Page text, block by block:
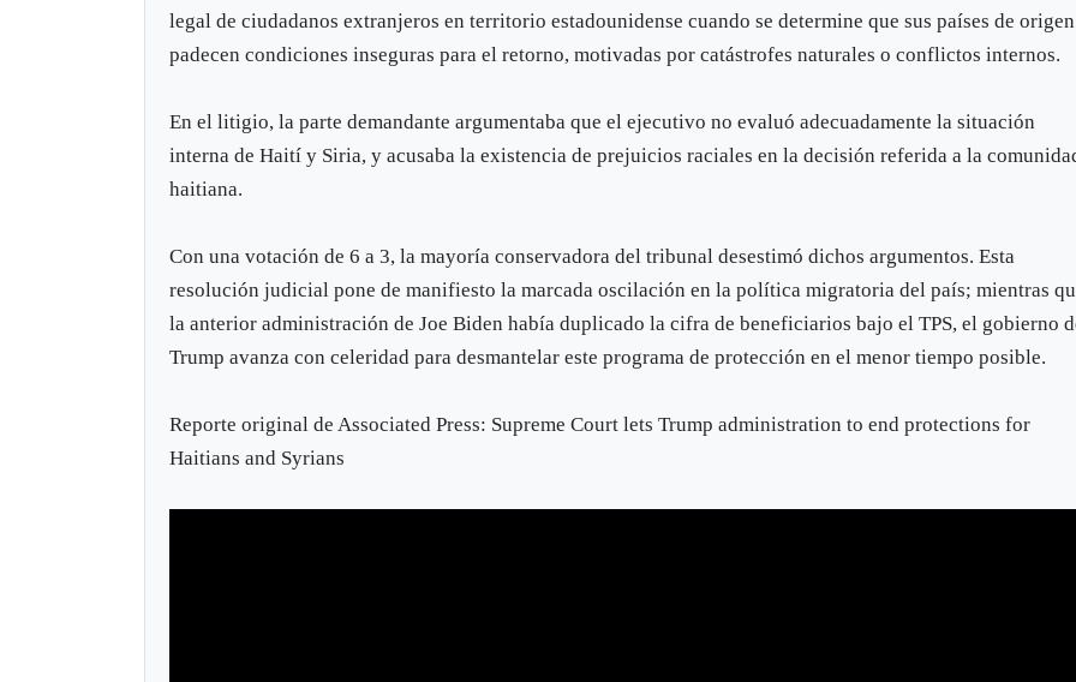
legal de ciudadanos extranjeros en territorio estadounidense cuando se determine que sus países de origen
padecen condiciones inseguras para el retorno, motivadas por catástrofes naturales o conflictos internos.
En el litigio, la parte demandante argumentaba que el ejecutivo no evaluó adecuadamente la situación
interna de Haití y Siria, y acusaba la existencia de prejuicios raciales en la decisión referida a la
haitiana.
Con una votación de 6 a 3, la mayoría conservadora del tribunal desestimó dichos argumentos. Esta
resolución judicial pone de manifiesto la marcada oscilación en la política migratoria del país; mientras
la anterior administración de Joe Biden había duplicado la cifra de beneficiarios bajo el TPS, el gobierno
Trump avanza con celeridad para desmantelar este programa de protección en el menor tiempo posible.
Reporte original de Associated Press: Supreme Court lets Trump administration to end protections for
Haitians and Syrians